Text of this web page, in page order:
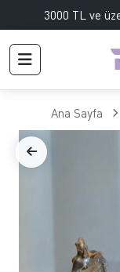
3000 TL ve
Ana Sayfa